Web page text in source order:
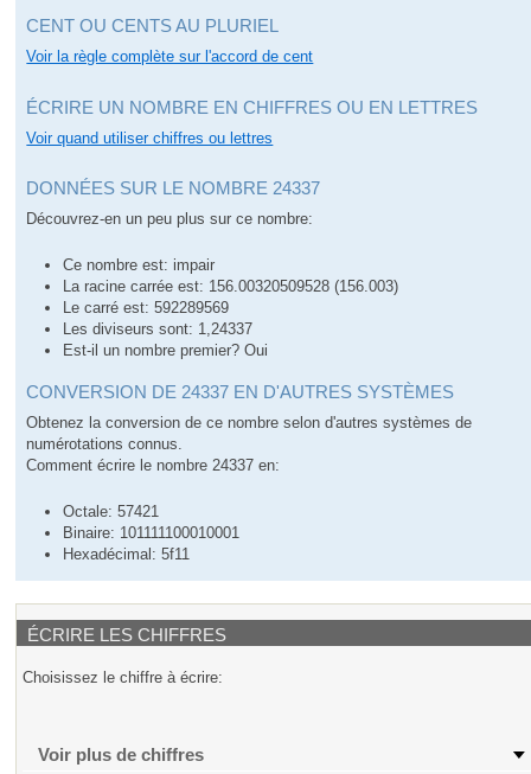
CENT OU CENTS AU PLURIEL
Voir la règle complète sur l'accord de cent
ÉCRIRE UN NOMBRE EN CHIFFRES OU EN LETTRES
Voir quand utiliser chiffres ou lettres
DONNÉES SUR LE NOMBRE 24337
Découvrez-en un peu plus sur ce nombre:
Ce nombre est: impair
La racine carrée est: 156.00320509528 (156.003)
Le carré est: 592289569
Les diviseurs sont: 1,24337
Est-il un nombre premier? Oui
CONVERSION DE 24337 EN D'AUTRES SYSTÈMES
Obtenez la conversion de ce nombre selon d'autres systèmes de
numérotations connus.
Comment écrire le nombre 24337 en:
Octale: 57421
Binaire: 101111100010001
Hexadécimal: 5f11
ÉCRIRE LES CHIFFRES
Choisissez le chiffre à écrire:
Voir plus de chiffres